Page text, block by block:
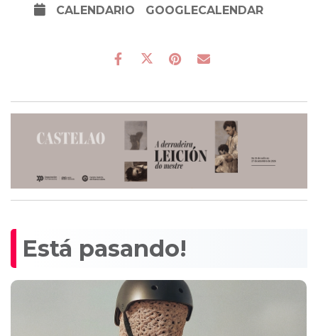
CALENDARIO GOOGLECALENDAR
Está pasando!